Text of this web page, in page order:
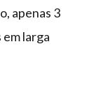
apenas 3
larga